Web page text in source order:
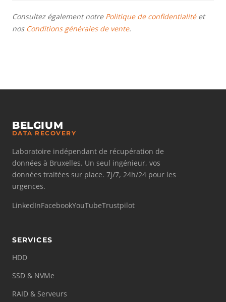
Consultez également notre Politique de confidentialitéet
nos Conditions générales de vente.
BELGIUM
DATA RECOVERY
Laboratoire indépendant de récupération de
données à Bruxelles. Un seul ingénieur, vos
données traitées sur place. 7j/7, 24h/24 pour les
urgences.
LinkedInFacebookYouTubeTrustpilot
SERVICES
HDD
SSD & NVMe
RAID & Serveurs